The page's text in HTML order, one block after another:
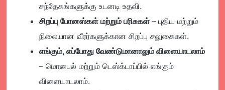
சந்தேகங்களுக்கு உடனடி உதவி.
சிறப்பு போனஸ்கள் மற்றும் பரிசுகள் – புதிய மற்றும்
நிலையான வீரர்களுக்கான சிறப்பு சலுகைகள்.
எங்கும், எப்போது வேண்டுமானாலும் விளையாடலாம்
– மொபைல் மற்றும் டெஸ்க்டாப்பில் எங்கும்
விளையாடலாம்.